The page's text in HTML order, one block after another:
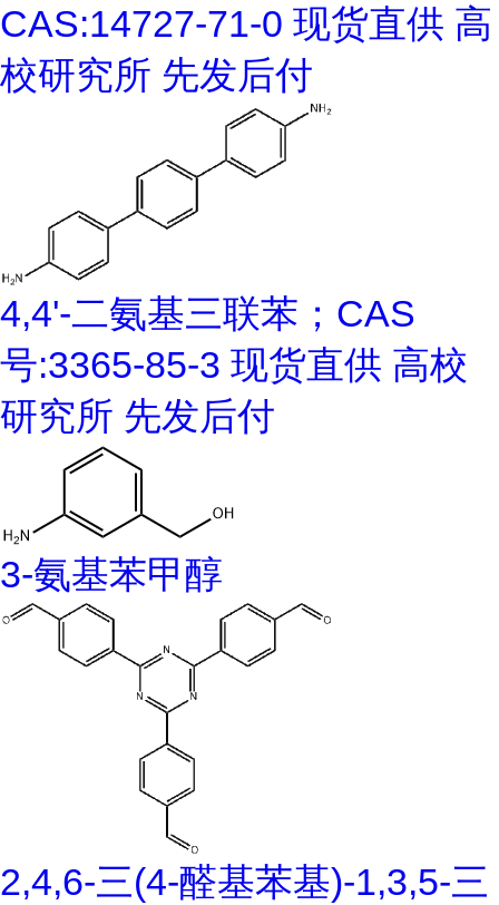
CAS:14727-71-0 现货直供 高
校研究所 先发后付
4,4'-二氨基三联苯；CAS
号:3365-85-3 现货直供 高校
研究所 先发后付
3-氨基苯甲醇
2,4,6-三(4-醛基苯基)-1,3,5-三